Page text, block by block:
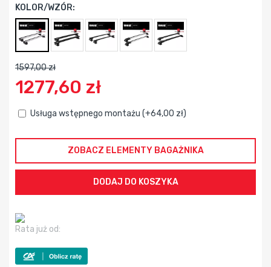
KOLOR/WZÓR:
1597,00 zł
1277,60 zł
Usługa wstępnego montażu (+64,00 zł)
ZOBACZ ELEMENTY BAGAŻNIKA
Rata już od: